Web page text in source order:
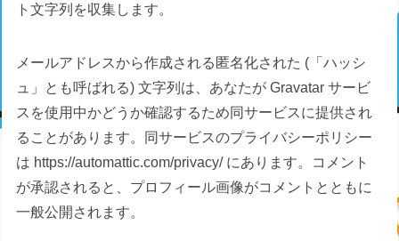
ト文字列を収集します。
メールアドレスから作成される匿名化された (「ハッシ
ュ」とも呼ばれる) 文字列は、あなたが Gravatar サービ
スを使用中かどうか確認するため同サービスに提供され
ることがあります。同サービスのプライバシーポリシー
は https://automattic.com/privacy/ にあります。コメント
が承認されると、プロフィール画像がコメントとともに
一般公開されます。